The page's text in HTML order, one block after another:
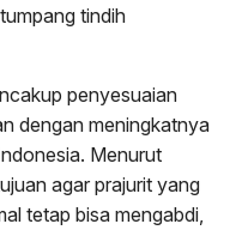
tindih
penyesuaian
dengan meningkatnya
Menurut
agar prajurit yang
tetap bisa mengabdi,